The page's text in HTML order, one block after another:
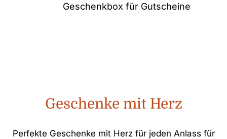
Geschenkbox für Gutscheine
Geschenke mit Herz
Perfekte Geschenke mit Herz für jeden Anlass für